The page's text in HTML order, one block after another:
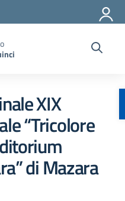
XIX
“Tricolore
di Mazara